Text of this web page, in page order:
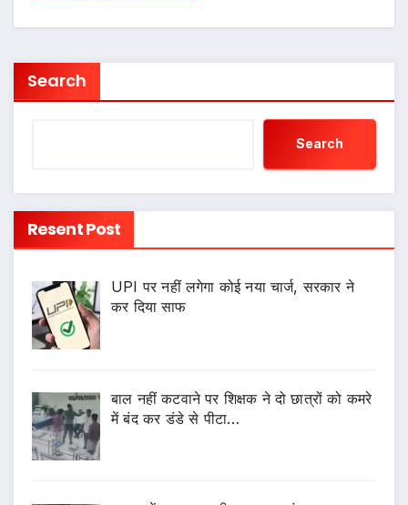
Search
Search
Resent Post
UPI पर नहीं लगेगा कोई नया चार्ज, सरकार ने
कर दिया साफ
बाल नहीं कटवाने पर शिक्षक ने दो छात्रों को कमरे
में बंद कर डंडे से पीटा…